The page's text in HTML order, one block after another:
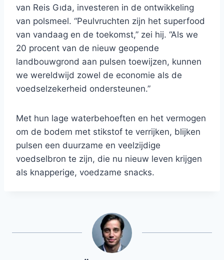
van Reis Gıda, investeren in de ontwikkeling
van polsmeel. “Peulvruchten zijn het superfood
van vandaag en de toekomst,” zei hij. “Als we
20 procent van de nieuw geopende
landbouwgrond aan pulsen toewijzen, kunnen
we wereldwijd zowel de economie als de
voedselzekerheid ondersteunen.”
Met hun lage waterbehoeften en het vermogen
om de bodem met stikstof te verrijken, blijken
pulsen een duurzame en veelzijdige
voedselbron te zijn, die nu nieuw leven krijgen
als knapperige, voedzame snacks.